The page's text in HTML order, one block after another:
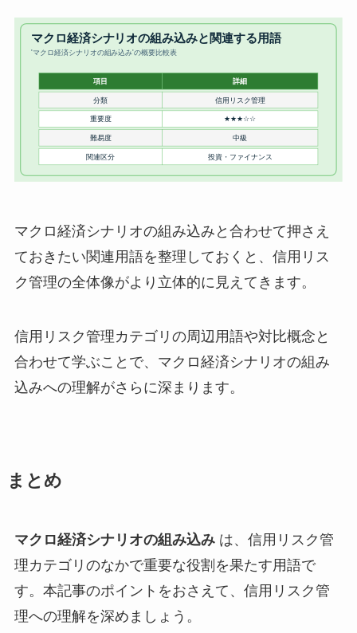
マクロ経済シナリオの組み込みと合わせて押さえ
ておきたい関連用語を整理しておくと、信用リス
ク管理の全体像がより立体的に見えてきます。
信用リスク管理カテゴリの周辺用語や対比概念と
合わせて学ぶことで、マクロ経済シナリオの組み
込みへの理解がさらに深まります。
まとめ
マクロ経済シナリオの組み込みは、信用リスク管
理カテゴリのなかで重要な役割を果たす用語で
す。本記事のポイントをおさえて、信用リスク管
理への理解を深めましょう。